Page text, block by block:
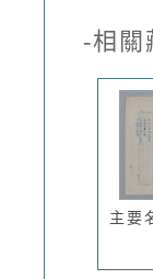
-相關
主要